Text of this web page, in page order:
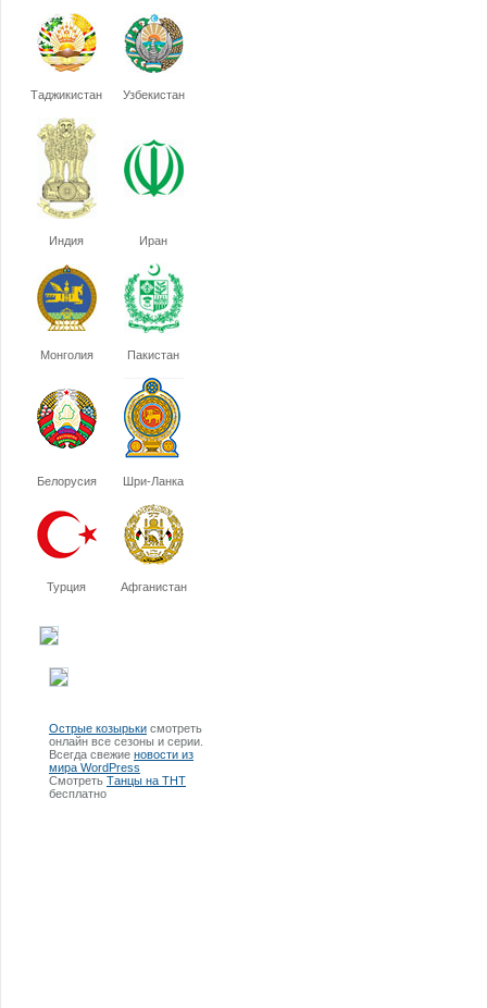
Таджикистан Узбекистан
Индия Иран
Монголия Пакистан
Белорусия Шри-Ланка
Турция Афганистан
Острые козырьки смотреть
онлайн все сезоны и серии.
Всегда свежие новости из
мира WordPress
Смотреть Танцы на ТНТ
бесплатно